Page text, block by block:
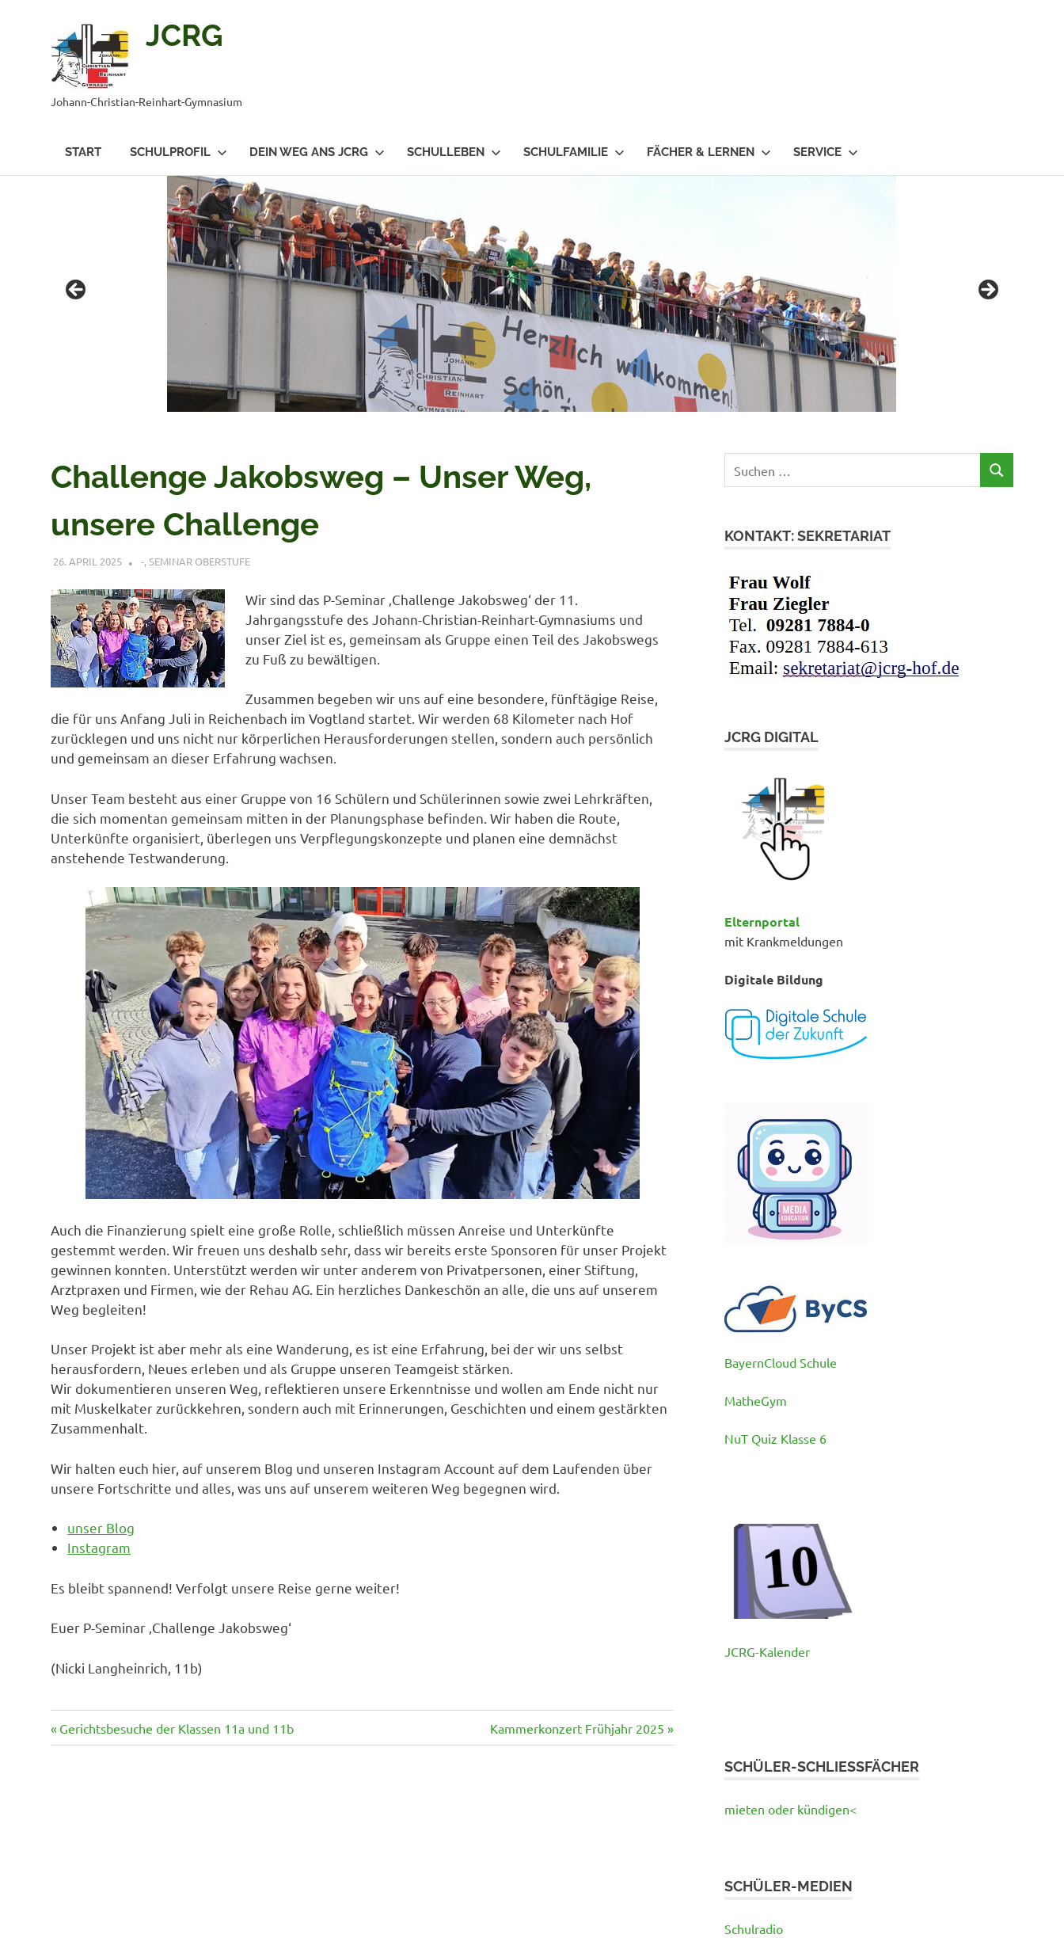
JCRG
Johann-Christian-Reinhart-Gymnasium
START SCHULPROFIL DEIN WEG ANS JCRG SCHULLEBEN SCHULFAMILIE FÄCHER & LERNEN SERVICE
Challenge Jakobsweg – Unser Weg,
unsere Challenge
26. APRIL 2025 VERONIQUE RUDLOF
-,SEMINAR OBERSTUFE
Wir sind das P-Seminar ‚Challenge Jakobsweg‘ der 11.
Jahrgangsstufe des Johann-Christian-Reinhart-Gymnasiums und
unser Ziel ist es, gemeinsam als Gruppe einen Teil des Jakobswegs
zu Fuß zu bewältigen.
Zusammen begeben wir uns auf eine besondere, fünftägige Reise,
die für uns Anfang Juli in Reichenbach im Vogtland startet. Wir werden 68 Kilometer nach Hof
zurücklegen und uns nicht nur körperlichen Herausforderungen stellen, sondern auch persönlich
und gemeinsam an dieser Erfahrung wachsen.
Unser Team besteht aus einer Gruppe von 16 Schülern und Schülerinnen sowie zwei Lehrkräften,
die sich momentan gemeinsam mitten in der Planungsphase befinden. Wir haben die Route,
Unterkünfte organisiert, überlegen uns Verpflegungskonzepte und planen eine demnächst
anstehende Testwanderung.
Auch die Finanzierung spielt eine große Rolle, schließlich müssen Anreise und Unterkünfte
gestemmt werden. Wir freuen uns deshalb sehr, dass wir bereits erste Sponsoren für unser Projekt
gewinnen konnten. Unterstützt werden wir unter anderem von Privatpersonen, einer Stiftung,
Arztpraxen und Firmen, wie der Rehau AG. Ein herzliches Dankeschön an alle, die uns auf unserem
Weg begleiten!
Unser Projekt ist aber mehr als eine Wanderung, es ist eine Erfahrung, bei der wir uns selbst
herausfordern, Neues erleben und als Gruppe unseren Teamgeist stärken.
Wir dokumentieren unseren Weg, reflektieren unsere Erkenntnisse und wollen am Ende nicht nur
mit Muskelkater zurückkehren, sondern auch mit Erinnerungen, Geschichten und einem gestärkten
Zusammenhalt.
Wir halten euch hier, auf unserem Blog und unseren Instagram Account auf dem Laufenden über
unsere Fortschritte und alles, was uns auf unserem weiteren Weg begegnen wird.
unser Blog
Instagram
Es bleibt spannend! Verfolgt unsere Reise gerne weiter!
Euer P-Seminar ‚Challenge Jakobsweg‘
(Nicki Langheinrich, 11b)
Beitragsnavigation
Vorheriger
Beitrag:
Gerichtsbesuche der Klassen 11a und 11b
Nächster
Beitrag:
Kammerkonzert Frühjahr 2025
nach:
SUCHEN
KONTAKT: SEKRETARIAT
JCRG DIGITAL
Elternportal
mit Krankmeldungen
Digitale Bildung
BayernCloud Schule
MatheGym
NuT Quiz Klasse 6
JCRG-Kalender
SCHÜLER-SCHLIESSFÄCHER
mieten oder kündigen<
SCHÜLER-MEDIEN
Schulradio